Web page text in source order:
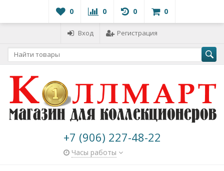
0 0 0 0
Вход Регистрация
+7 (906) 227-48-22
Часы работы